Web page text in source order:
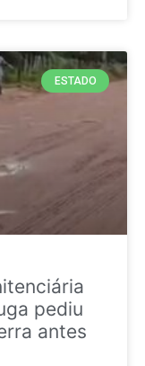
ESTADO
pediu
antes